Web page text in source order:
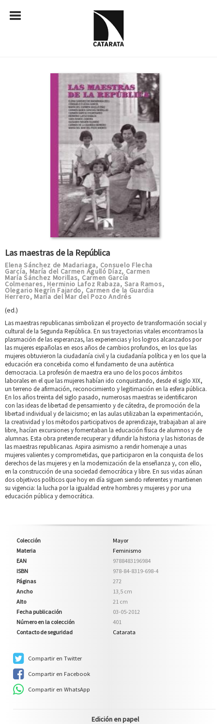
Las maestras de la República
Elena Sánchez de Madariaga, Consuelo Flecha
García, María del Carmen Agulló Díaz, Carmen
María Sánchez Morillas, Carmen García
Colmenares, Herminio Lafoz Rabaza, Sara Ramos,
Olegario Negrín Fajardo, Carmen de la Guardia
Herrero, María del Mar del Pozo Andrés
(ed.)
Las maestras republicanas simbolizan el proyecto de transformación social y
cultural de la Segunda República. En sus trayectorias vitales encontramos la
plasmación de las esperanzas, las experiencias y los logros alcanzados por
las mujeres españolas en esos años de cambios profundos, en los que las
mujeres obtuvieron la ciudadanía civil y la ciudadanía política y en los que la
educación era concebida como el fundamento de una auténtica
democracia. La profesión de maestra era uno de los pocos ámbitos
laborales en el que las mujeres habían ido conquistando, desde el siglo XIX,
un terreno de afirmación, reconocimiento y legitimación en la esfera pública.
En los años treinta del siglo pasado, numerosas maestras se identificaron
con las ideas de libertad de pensamiento y de cátedra, de promoción de la
libertad individual y de laicismo; en las aulas utilizaban la experimentación,
la creatividad y los métodos participativos de aprendizaje, trabajaban al aire
libre, hacían excursiones y fomentaban la educación física de alumnos y de
alumnas. Esta obra pretende recuperar y difundir la historia y las historias de
las maestras republicanas. Aspira asimismo a rendir homenaje a unas
mujeres valientes y comprometidas, que participaron en la conquista de los
derechos de las mujeres y en la modernización de la enseñanza y, con ello,
en la construcción de una sociedad democrática y libre. En sus vidas aúnan
dos objetivos políticos que hoy en día siguen siendo referentes y mantienen
su vigencia: la lucha por la igualdad entre hombres y mujeres y por una
educación pública y democrática.
Colección
Mayor
Materia
Feminismo
EAN
9788483196984
ISBN
978-84-8319-698-4
Páginas
272
Ancho
13,5 cm
Alto
21 cm
Fecha publicación
03-05-2012
Número en la colección
401
Contacto de seguridad
Catarata
Compartir en Twitter
Compartir en Facebook
Compartir en WhatsApp
Edición en papel